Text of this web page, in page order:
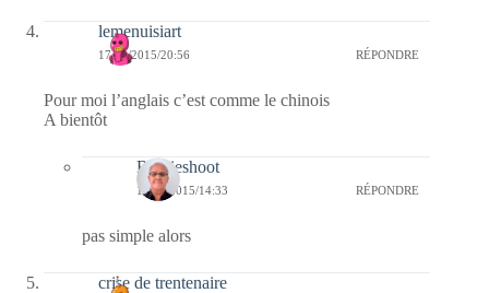
lemenuisiart
17/03/2015/20:56 RÉPONDRE
Pour moi l’anglais c’est comme le chinois
A bientôt
Bernieshoot
18/03/2015/14:33 RÉPONDRE
pas simple alors
crise de trentenaire